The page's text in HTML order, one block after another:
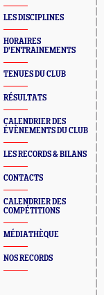
LES DISCIPLINES
HORAIRES
D'ENTRAINEMENTS
TENUES DU CLUB
RÉSULTATS
CALENDRIER DES
ÉVÈNEMENTS DU CLUB
LES RECORDS & BILANS
CONTACTS
CALENDRIER DES
COMPÉTITIONS
MÉDIATHÈQUE
NOS RECORDS